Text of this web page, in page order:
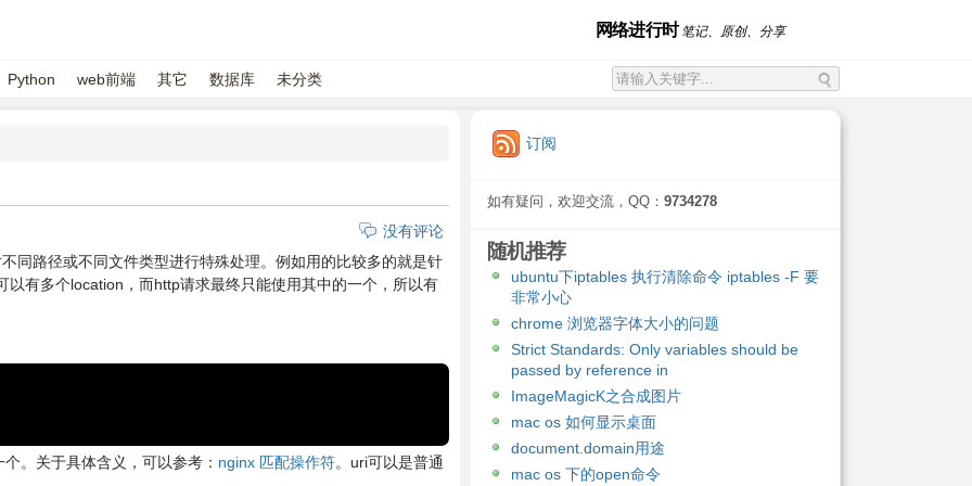
网络进行时笔记、原创、分享
Python web前端 其它 数据库 未分类
没有评论
同路径或不同文件类型进行特殊处理。例如用的比较多的就是针
有多个location，而http请求最终只能使用其中的一个，所以有
。关于具体含义，可以参考： nginx 匹配操作符。uri可以是普通
订阅
如有疑问，欢迎交流，QQ： 9734278
随机推荐
ubuntu下iptables 执行清除命令 iptables -F 要
非常小心
chrome 浏览器字体大小的问题
Strict Standards: Only variables should be
passed by reference in
ImageMagicK之合成图片
mac os 如何显示桌面
document.domain用途
mac os 下的open命令